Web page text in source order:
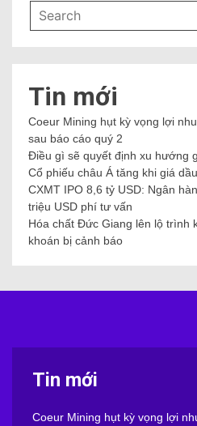
Tin mới
Coeur Mining hụt kỳ vọng lợi
sau báo cáo quý 2
Điều gì sẽ quyết định xu hướng
Cổ phiếu châu Á tăng khi giá
CXMT IPO 8,6 tỷ USD: Ngân
triệu USD phí tư vấn
Hóa chất Đức Giang lên lộ trình
khoán bị cảnh báo
Tin mới
Coeur Mining hụt kỳ vọng lợi